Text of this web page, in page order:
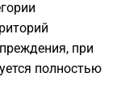
при
полностью